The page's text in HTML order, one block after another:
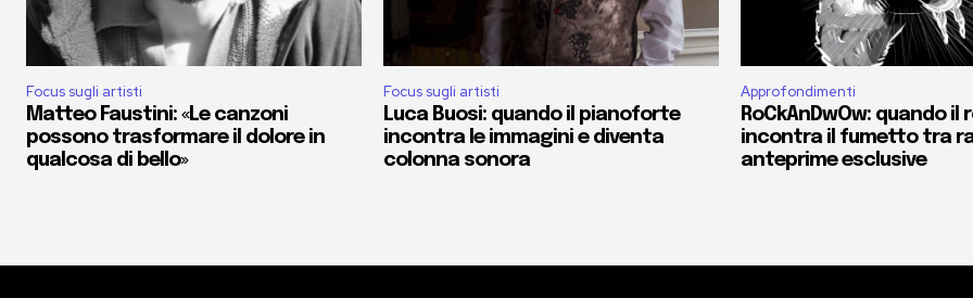
Focus sugli artisti
Matteo Faustini: «Le canzoni
possono trasformare il dolore in
qualcosa di bello»
Focus sugli artisti
Luca Buosi: quando il pianoforte
incontra le immagini e diventa
colonna sonora
Approfondimenti
RoCkAnDwOw: quando il
incontra il fumetto tra
anteprime esclusive